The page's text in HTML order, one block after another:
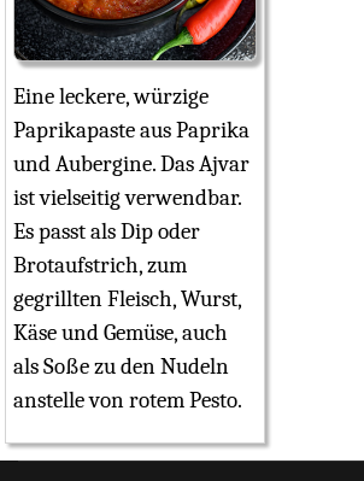
Eine leckere, würzige
Paprikapaste aus Paprika
und Aubergine. Das Ajvar
ist vielseitig verwendbar.
Es passt als Dip oder
Brotaufstrich, zum
gegrillten Fleisch, Wurst,
Käse und Gemüse, auch
als Soße zu den Nudeln
anstelle von rotem Pesto.